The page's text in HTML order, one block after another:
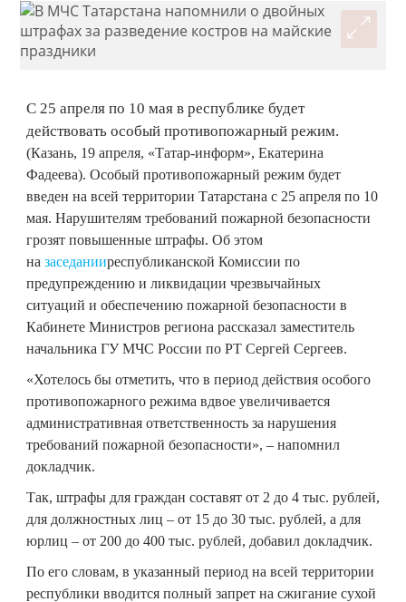
С 25 апреля по 10 мая в республике будет
действовать особый противопожарный режим.
(Казань, 19 апреля, «Татар-информ», Екатерина
Фадеева). Особый противопожарный режим будет
введен на всей территории Татарстана с 25 апреля по 10
мая. Нарушителям требований пожарной безопасности
грозят повышенные штрафы. Об этом
на заседанииреспубликанской Комиссии по
предупреждению и ликвидации чрезвычайных
ситуаций и обеспечению пожарной безопасности в
Кабинете Министров региона рассказал заместитель
начальника ГУ МЧС России по РТ Сергей Сергеев.
«Хотелось бы отметить, что в период действия особого
противопожарного режима вдвое увеличивается
административная ответственность за нарушения
требований пожарной безопасности», – напомнил
докладчик.
Так, штрафы для граждан составят от 2 до 4 тыс. рублей,
для должностных лиц – от 15 до 30 тыс. рублей, а для
юрлиц – от 200 до 400 тыс. рублей, добавил докладчик.
По его словам, в указанный период на всей территории
республики вводится полный запрет на сжигание сухой